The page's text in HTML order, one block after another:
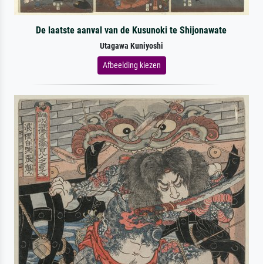
De laatste aanval van de Kusunoki te Shijonawate
Utagawa Kuniyoshi
Afbeelding kiezen